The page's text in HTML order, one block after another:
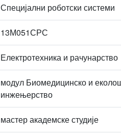
Специјални роботски системи
13М051СРС
Електротехника и рачунарство
модул Биомедицинско и
инжењерство
мастер академске студије